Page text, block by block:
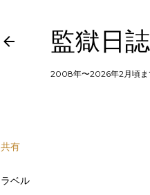
監獄日
2008年〜2026年2月頃ま
共有
ラベル